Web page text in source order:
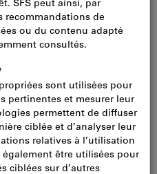
60 62 64